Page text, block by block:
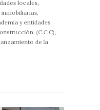
locales,
inmobiliarias,
y entidades
(C.C.C),
de la